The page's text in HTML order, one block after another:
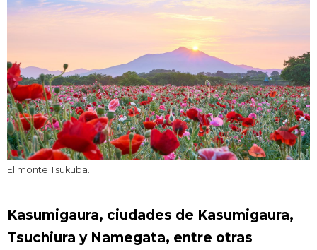
El monte Tsukuba.
Kasumigaura, ciudades de Kasumigaura,
Tsuchiura y Namegata, entre otras